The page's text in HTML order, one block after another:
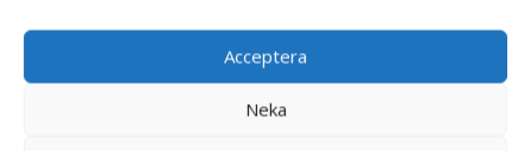
Acceptera
Neka
Relaterade produkter